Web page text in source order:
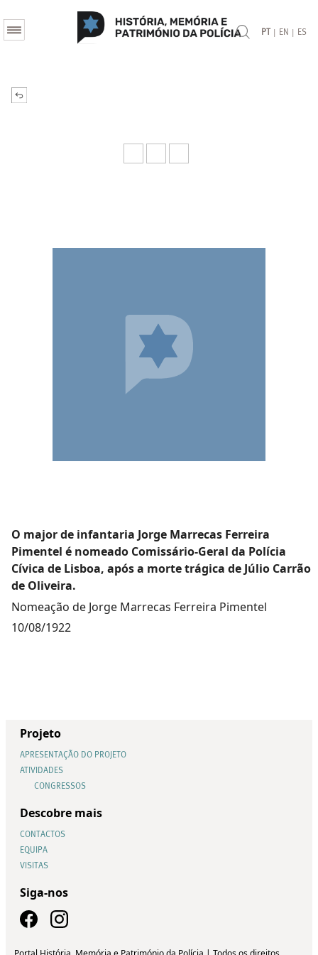
PT | EN | ES
O major de infantaria Jorge Marrecas Ferreira
Pimentel é nomeado Comissário-Geral da Polícia
Cívica de Lisboa, após a morte trágica de Júlio Carrão
de Oliveira.
Nomeação de Jorge Marrecas Ferreira Pimentel
10/08/1922
Projeto
APRESENTAÇÃO DO PROJETO
ATIVIDADES
CONGRESSOS
Descobre mais
CONTACTOS
EQUIPA
VISITAS
Siga-nos